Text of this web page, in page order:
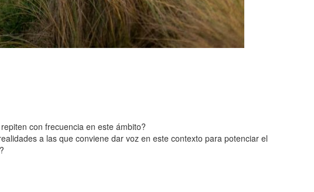
con frecuencia en este ámbito?
a las que conviene dar voz en este contexto para potenciar el